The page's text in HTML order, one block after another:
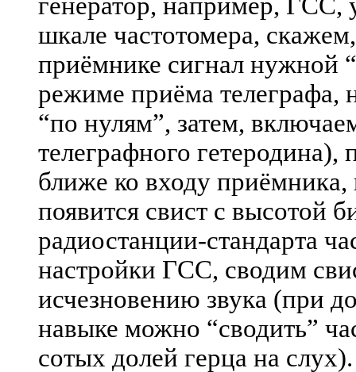
шкале частотомера,
приёмнике сигнал нужной
режиме приёма телеграфа,
“по нулям”, затем,
телеграфного
ближе ко входу приёмника,
появится свист с высотой
радиостанции-стандарта
настройки ГСС, сводим
исчезновению звука (при
навыке можно “сводить”
сотых долей герца на